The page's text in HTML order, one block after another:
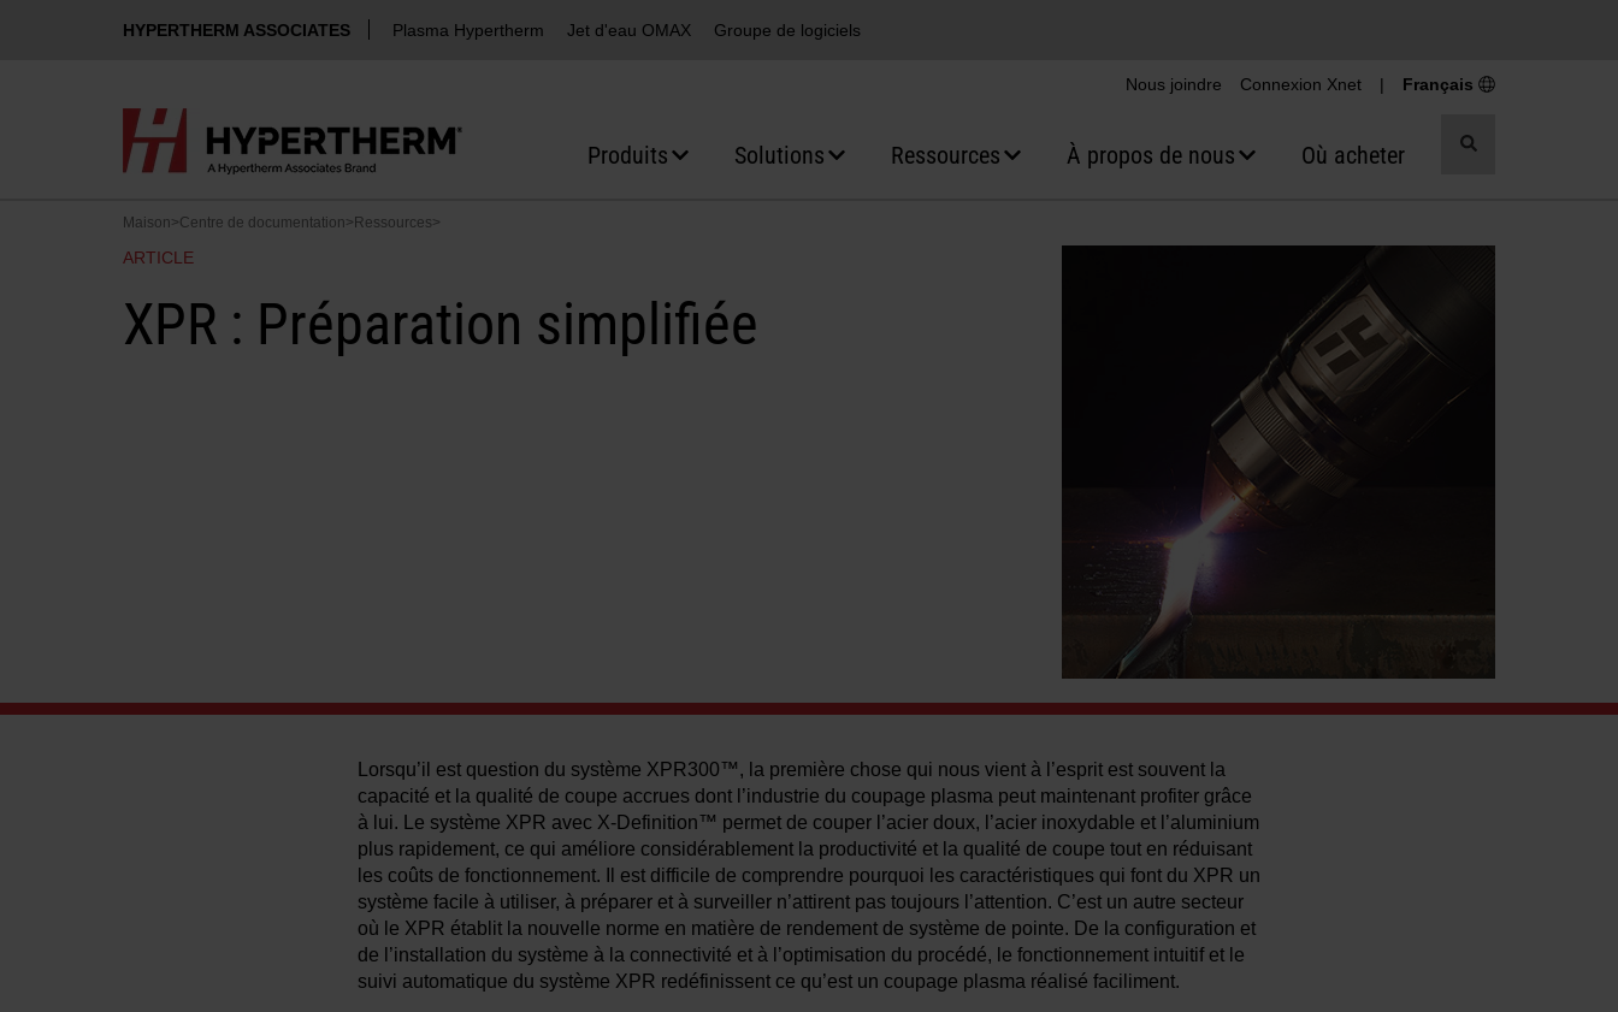
HYPERTHERM ASSOCIATES Plasma Hypertherm Jet d'eau OMAX Groupe de logiciels
Nous joindre Connexion Xnet | Français
Produits Solutions Ressources À propos de nous Où acheter
Recherche
Maison>Centre de documentation> Ressources>
ARTICLE
XPR : Préparation simplifiée
Lorsqu’il est question du système XPR300™, la première chose qui nous vient à l’esprit est souvent la
capacité et la qualité de coupe accrues dont l’industrie du coupage plasma peut maintenant profiter grâce
à lui. Le système XPR avec X-Definition™ permet de couper l’acier doux, l’acier inoxydable et l’aluminium
plus rapidement, ce qui améliore considérablement la productivité et la qualité de coupe tout en réduisant
les coûts de fonctionnement. Il est difficile de comprendre pourquoi les caractéristiques qui font du XPR un
système facile à utiliser, à préparer et à surveiller n’attirent pas toujours l’attention. C’est un autre secteur
où le XPR établit la nouvelle norme en matière de rendement de système de pointe. De la configuration et
de l’installation du système à la connectivité et à l’optimisation du procédé, le fonctionnement intuitif et le
suivi automatique du système XPR redéfinissent ce qu’est un coupage plasma réalisé faciliment.